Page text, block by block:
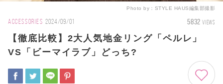
Photo by： STYLE HAUS編集部撮影
ACCESSORIES 2024/09/01 5832 VIEWS
【徹底比較】2大人気地金リング「ペルレ」
VS「ビーマイラブ」どっち?